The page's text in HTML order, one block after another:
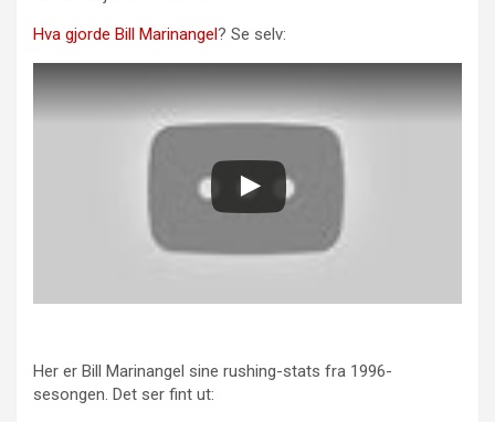
Hva gjorde Bill Marinangel? Se selv:
Her er Bill Marinangel sine rushing-stats fra 1996-
sesongen. Det ser fint ut: